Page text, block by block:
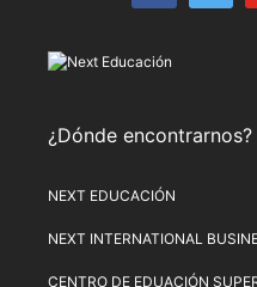
¿Dónde encontrarnos?
NEXT EDUCACIÓN
NEXT INTERNATIONAL
CENTRO DE EDUACIÓN